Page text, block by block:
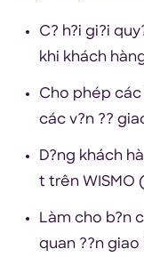
C? h?i gi?i
khi khách
Cho phép các
các v?n ??
D?ng khách
t trên WISMO
Làm cho b?n
quan ??n giao